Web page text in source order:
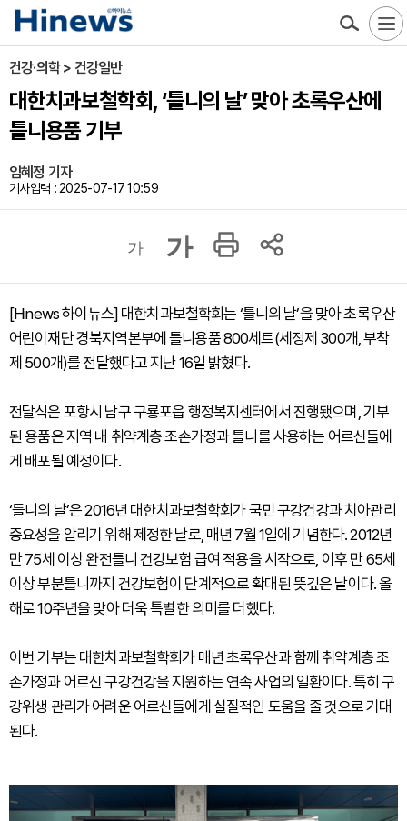
건강·의학 > 건강일반
대한치과보철학회, ‘틀니의 날’ 맞아 초록우산에
틀니용품 기부
임혜정 기자
기사입력 : 2025-07-17 10:59
가 가
[Hinews 하이뉴스] 대한치과보철학회는 ‘틀니의 날’을 맞아 초록우산
어린이재단 경북지역본부에 틀니용품 800세트(세정제 300개, 부착
제 500개)를 전달했다고 지난 16일 밝혔다.
전달식은 포항시 남구 구룡포읍 행정복지센터에서 진행됐으며, 기부
된 용품은 지역 내 취약계층 조손가정과 틀니를 사용하는 어르신들에
게 배포될 예정이다.
‘틀니의 날’은 2016년 대한치과보철학회가 국민 구강건강과 치아관리
중요성을 알리기 위해 제정한 날로, 매년 7월 1일에 기념한다. 2012년
만 75세 이상 완전틀니 건강보험 급여 적용을 시작으로, 이후 만 65세
이상 부분틀니까지 건강보험이 단계적으로 확대된 뜻깊은 날이다. 올
해로 10주년을 맞아 더욱 특별한 의미를 더했다.
이번 기부는 대한치과보철학회가 매년 초록우산과 함께 취약계층 조
손가정과 어르신 구강건강을 지원하는 연속 사업의 일환이다. 특히 구
강위생 관리가 어려운 어르신들에게 실질적인 도움을 줄 것으로 기대
된다.